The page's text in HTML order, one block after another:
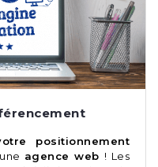
positionnement
agence web ! Les